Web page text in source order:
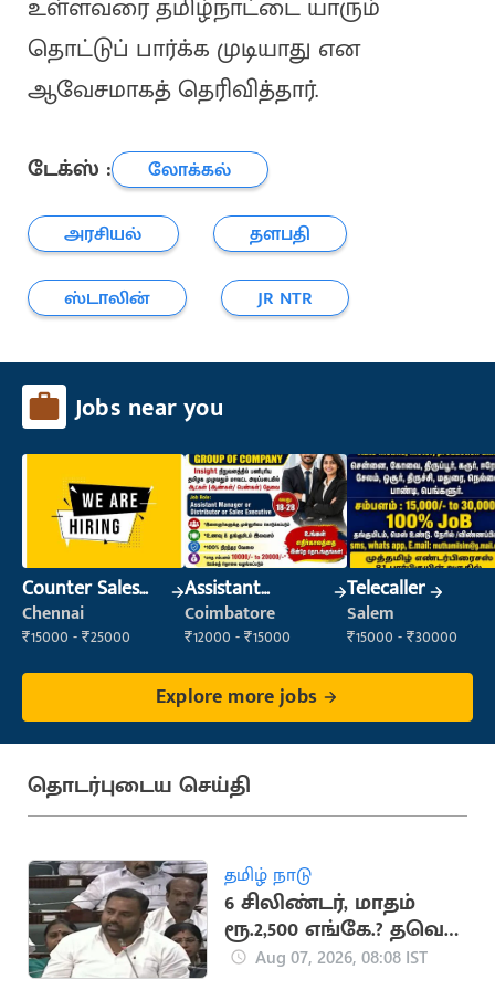
உள்ளவரை தமிழ்நாட்டை யாரும்
தொட்டுப் பார்க்க முடியாது என
ஆவேசமாகத் தெரிவித்தார்.
டேக்ஸ் :
லோக்கல்
அரசியல்
தளபதி
ஸ்டாலின்
JR NTR
Jobs near you
Counter Sales
Executive (Retail
Sales)
Chennai
₹15000 - ₹25000
Assistant
Manager
Coimbatore
₹12000 - ₹15000
Telecaller
Salem
₹15000 - ₹30000
Explore more jobs
தொடர்புடைய செய்தி
தமிழ் நாடு
6 சிலிண்டர், மாதம்
ரூ.2,500 எங்கே.? தவெக
அரசுக்கு பாமக
Aug 07, 2026, 08:08 IST